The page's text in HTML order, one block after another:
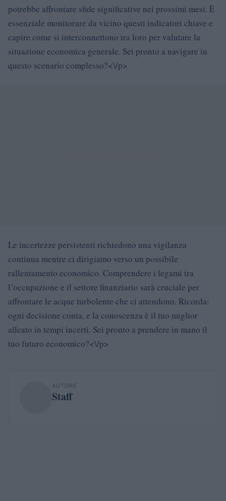
potrebbe affrontare sfide significative nei prossimi mesi. È
essenziale monitorare da vicino questi indicatori chiave e
capire come si interconnettono tra loro per valutare la
situazione economica generale. Sei pronto a navigare in
questo scenario complesso?<\/p>
Le incertezze persistenti richiedono una vigilanza
continua mentre ci dirigiamo verso un possibile
rallentamento economico. Comprendere i legami tra
l’occupazione e il settore finanziario sarà cruciale per
affrontare le acque turbolente che ci attendono. Ricorda:
ogni decisione conta, e la conoscenza è il tuo miglior
alleato in tempi incerti. Sei pronto a prendere in mano il
tuo futuro economico?<\/p>
AUTORE
Staff